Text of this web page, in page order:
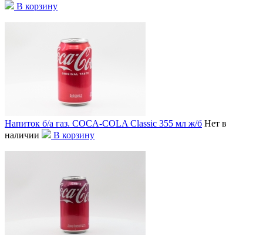
В корзину
Напиток б/а газ. COCA-COLA Classic 355 мл ж/б Нет в
наличии
В корзину